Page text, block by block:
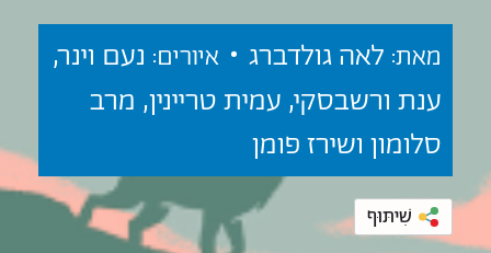
מאת: לאה גולדברג • איורים: נעם וינר,
ענת ורשבסקי, עמית טריינין, מרב
סלומון ושירז פומן
שִׁיתּוּף